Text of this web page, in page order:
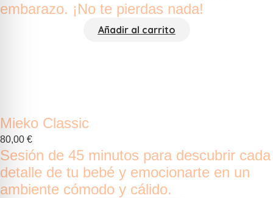
embarazo. ¡No te pierdas nada!
Añadir al carrito
Mieko Classic
80,00 €
Sesión de 45 minutos para descubrir cada
detalle de tu bebé y emocionarte en un
ambiente cómodo y cálido.